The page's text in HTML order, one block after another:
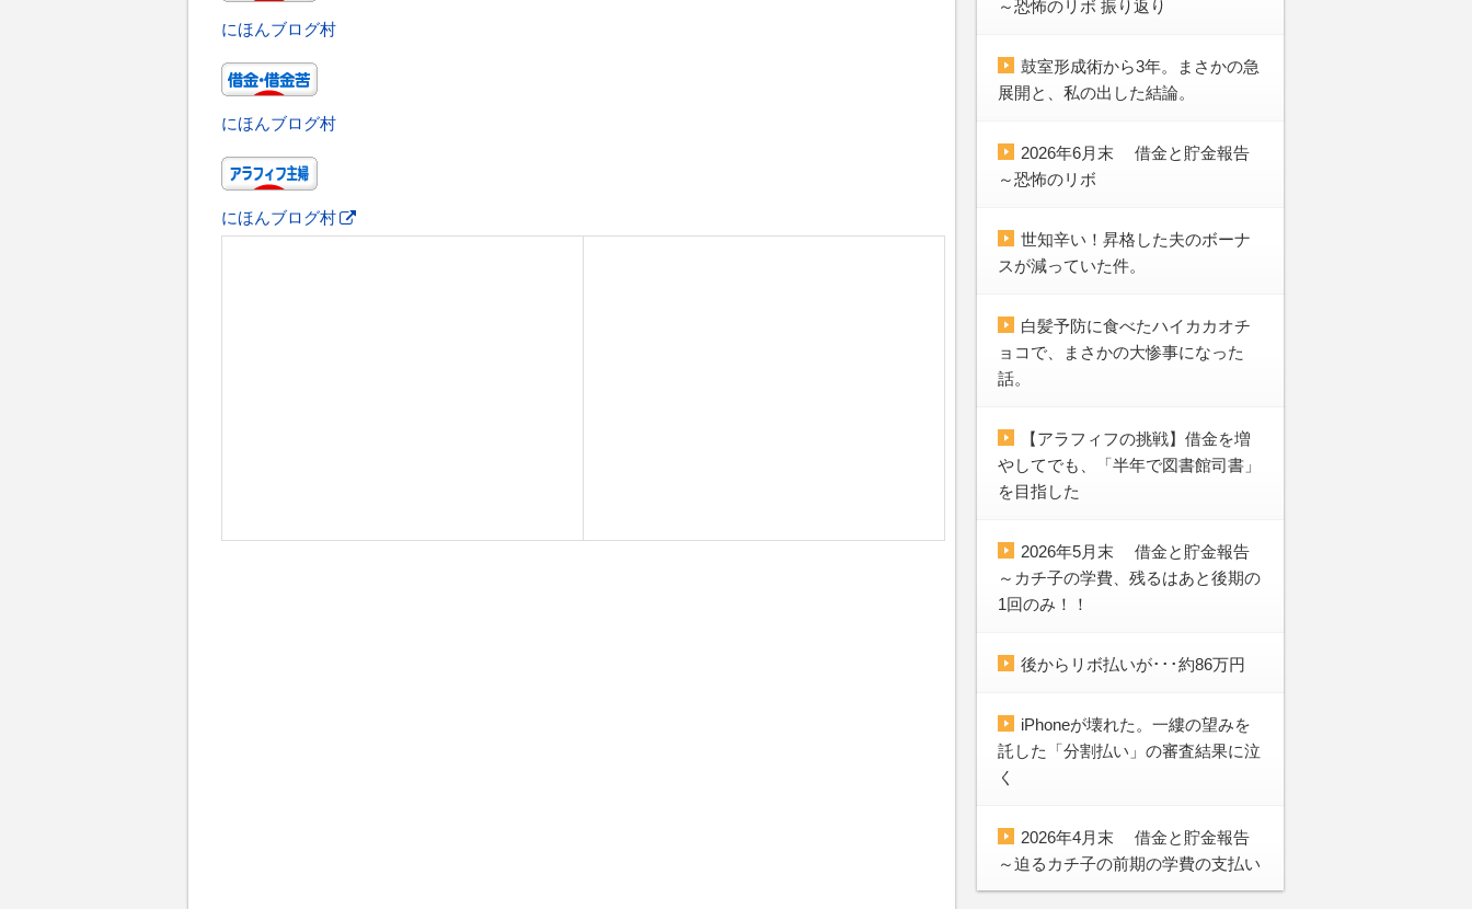
にほんブログ村
にほんブログ村
にほんブログ村
～恐怖のリボ 振り返り
鼓室形成術から3年。まさかの急
展開と、私の出した結論。
2026年6月末 借金と貯金報告
～恐怖のリボ
世知辛い！昇格した夫のボーナ
スが減っていた件。
白髪予防に食べたハイカカオチ
ョコで、まさかの大惨事になった
話。
【アラフィフの挑戦】借金を増
やしてでも、「半年で図書館司書」
を目指した
2026年5月末 借金と貯金報告
～カチ子の学費、残るはあと後期の
1回のみ！！
後からリボ払いが･･･約86万円
iPhoneが壊れた。一縷の望みを
託した「分割払い」の審査結果に泣
く
2026年4月末 借金と貯金報告
～迫るカチ子の前期の学費の支払い